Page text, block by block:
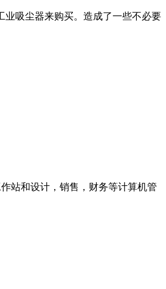
业吸尘器来购买。造成了一些不必要
站和设计，销售，财务等计算机管